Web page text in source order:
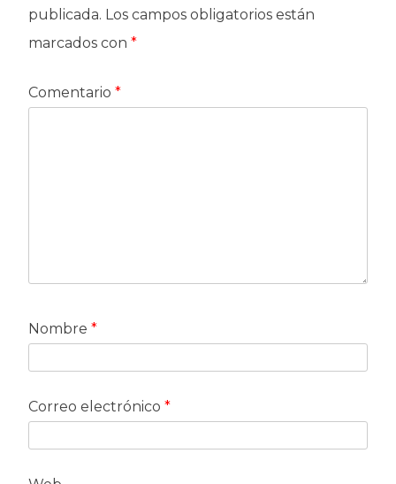
publicada. Los campos obligatorios están
marcados con *
Comentario *
Nombre *
Correo electrónico *